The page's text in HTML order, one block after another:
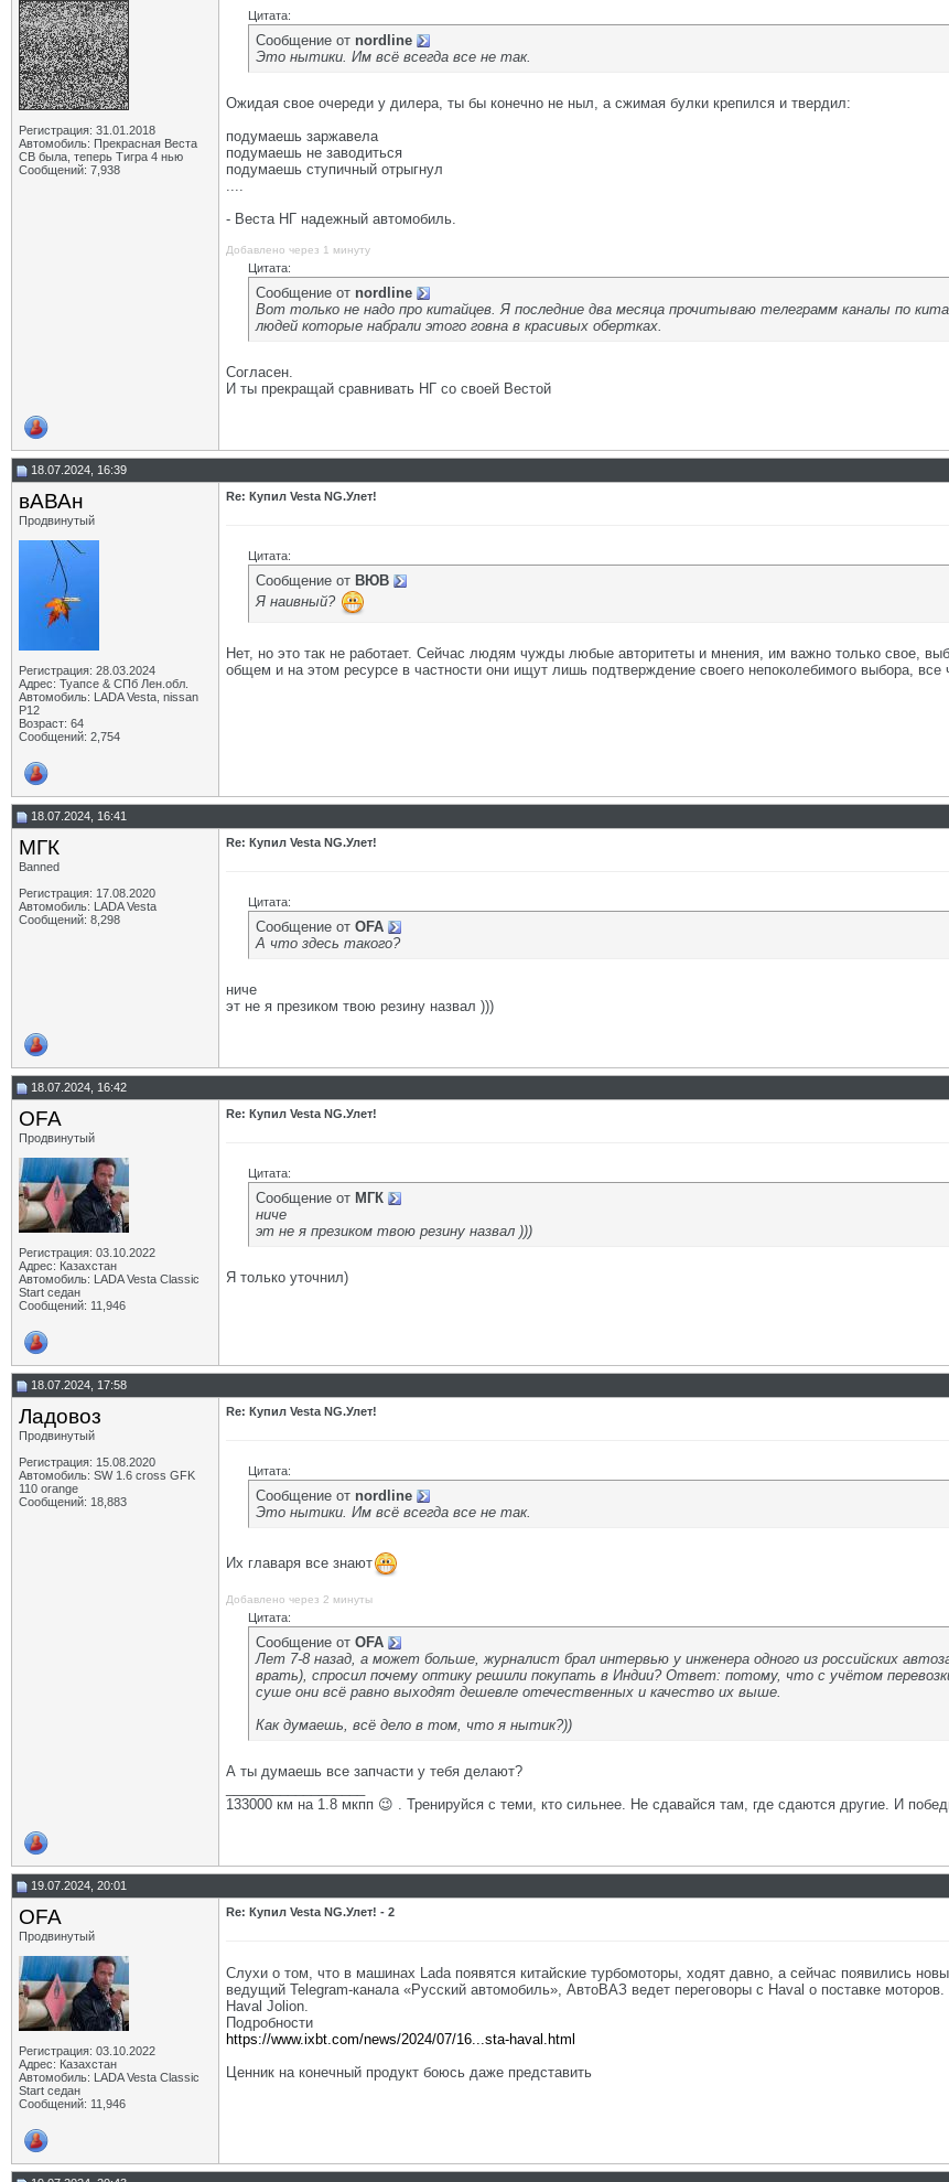
Регистрация: 31.01.2018
Автомобиль: Прекрасная Веста
СВ была, теперь Тигра 4 нью
Сообщений: 7,938
Цитата:
Сообщение от nordline
Это нытики. Им всё всегда все не так.
Ожидая свое очереди у дилера, ты бы конечно не ныл, а сжимая булки крепился и твердил:
подумаешь заржавела
подумаешь не заводиться
подумаешь ступичный отрыгнул
....
- Веста НГ надежный автомобиль.
Добавлено через 1 минуту
Цитата:
Сообщение от nordline
Вот только не надо про китайцев. Я последние два месяца прочитываю телеграмм каналы по
людей которые набрали этого говна в красивых обертках.
Согласен.
И ты прекращай сравнивать НГ со своей Вестой
18.07.2024, 16:39
вАВАн
Продвинутый
Регистрация: 28.03.2024
Адрес: Туапсе & СПб Лен.обл.
Автомобиль: LADA Vesta, nissan
P12
Возраст: 64
Сообщений: 2,754
Re: Купил Vesta NG.Улет!
Цитата:
Сообщение от ВЮВ
Я наивный?
Нет, но это так не работает. Сейчас людям чужды любые авторитеты и мнения, им важно только свое,
общем и на этом ресурсе в частности они ищут лишь подтверждение своего непоколебимого выбора, все
18.07.2024, 16:41
МГК
Banned
Регистрация: 17.08.2020
Автомобиль: LADA Vesta
Сообщений: 8,298
Re: Купил Vesta NG.Улет!
Цитата:
Сообщение от OFA
А что здесь такого?
ниче
эт не я презиком твою резину назвал )))
18.07.2024, 16:42
OFA
Продвинутый
Регистрация: 03.10.2022
Адрес: Казахстан
Автомобиль: LADA Vesta Classic
Start седан
Сообщений: 11,946
Re: Купил Vesta NG.Улет!
Цитата:
Сообщение от МГК
ниче
эт не я презиком твою резину назвал )))
Я только уточнил)
18.07.2024, 17:58
Ладовоз
Продвинутый
Регистрация: 15.08.2020
Автомобиль: SW 1.6 cross GFK
110 orange
Сообщений: 18,883
Re: Купил Vesta NG.Улет!
Цитата:
Сообщение от nordline
Это нытики. Им всё всегда все не так.
Их главаря все знают
Добавлено через 2 минуты
Цитата:
Сообщение от OFA
Лет 7-8 назад, а может больше, журналист брал интервью у инженера одного из российских
врать), спросил почему оптику решили покупать в Индии? Ответ: потому, что с учётом
суше они всё равно выходят дешевле отечественных и качество их выше.
Как думаешь, всё дело в том, что я нытик?))
А ты думаешь все запчасти у тебя делают?
133000 км на 1.8 мкпп 😉 . Тренируйся с теми, кто сильнее. Не сдавайся там, где сдаются другие. И
19.07.2024, 20:01
OFA
Продвинутый
Регистрация: 03.10.2022
Адрес: Казахстан
Автомобиль: LADA Vesta Classic
Start седан
Сообщений: 11,946
Re: Купил Vesta NG.Улет! - 2
Слухи о том, что в машинах Lada появятся китайские турбомоторы, ходят давно, а сейчас появились
ведущий Telegram-канала «Русский автомобиль», АвтоВАЗ ведет переговоры с Haval о поставке
Haval Jolion.
Подробности
https://www.ixbt.com/news/2024/07/16...sta-haval.html
Ценник на конечный продукт боюсь даже представить